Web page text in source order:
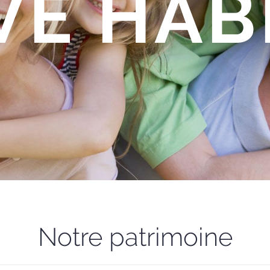
Notre patrimoine